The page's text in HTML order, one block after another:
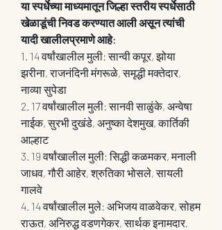
या स्पर्धेच्या माध्यमातून जिल्हा स्तरीय स्पर्धेसाठी
खेळाडूंची निवड करण्यात आली असून त्यांची
यादी खालीलप्रमाणे आहे:
1. 14 वर्षांखालील मुली: सान्वी कपूर, झोया
झरीना, राजनंदिनी मंगरूळे, समृद्धी मक्तेदार,
नाव्या सुपेडा
2. 17 वर्षांखालील मुली: सानवी साळुंके, अन्वेषा
नाईक, सुरभी दुखंडे, अनुष्का देशमुख, कार्तिकी
आल्हाट
3. 19 वर्षांखालील मुली: सिद्धी कळमकर, मनाली
जाधव, गौरी आहेर, श्रुतिका भोसले, सायली
गालवे
4. 14 वर्षांखालील मुले: अभिजय वाळवेकर, सोहम
राऊत, अनिरुद्ध वडणगेकर, सार्थक इनामदार,